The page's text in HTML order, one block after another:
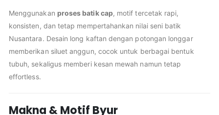
Menggunakan proses batik cap, motif tercetak rapi,
konsisten, dan tetap mempertahankan nilai seni batik
Nusantara. Desain long kaftan dengan potongan longgar
memberikan siluet anggun, cocok untuk berbagai bentuk
tubuh, sekaligus memberi kesan mewah namun tetap
effortless.
Makna & Motif Byur